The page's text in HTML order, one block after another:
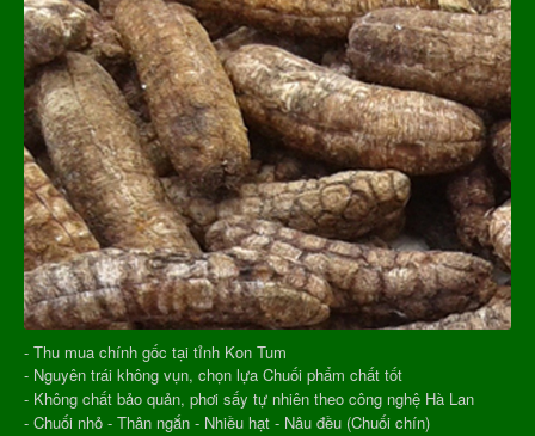
- Thu mua chính gốc tại tỉnh Kon Tum
- Nguyên trái không vụn, chọn lựa Chuối phẩm chất tốt
- Không chất bảo quản, phơi sấy tự nhiên theo công nghệ Hà Lan
- Chuối nhỏ - Thân ngắn - Nhiều hạt - Nâu đều (Chuối chín)